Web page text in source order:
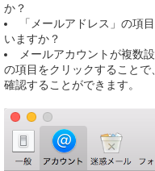
か？
「メールアドレス」の項
いますか？
メールアカウントが複数
の項目をクリックすること
確認することができます。